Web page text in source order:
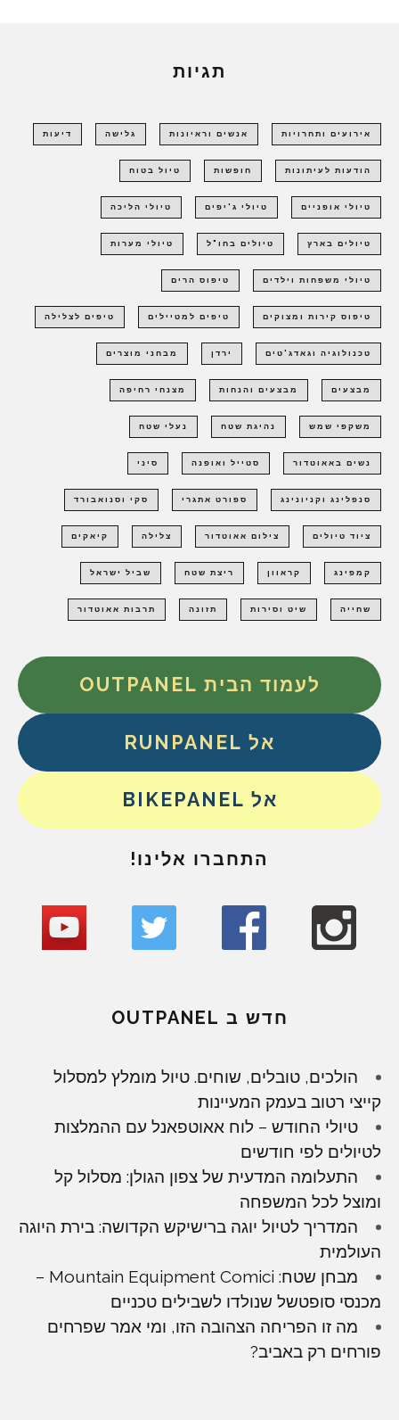
תגיות
אירועים ותחרויות אנשים וראיונות גלישה דיעות
הודעות לעיתונות חופשות טיול בטוח
טיולי אופניים טיולי ג'יפים טיולי הליכה
טיולים בארץ טיולים בחו"ל טיולי מערות
טיולי משפחות וילדים טיפוס הרים
טיפוס קירות ומצוקים טיפים למטיילים טיפים לצלילה
טכנולוגיה וגאדג'טים ירדן מבחני מוצרים
מבצעים מבצעים והנחות מצנחי רחיפה
משקפי שמש נהיגת שטח נעלי שטח
נשים באאוטדור סטייל ואופנה סיני
סנפלינג וקניונינג ספורט אתגרי סקי וסנואבורד
ציוד טיולים צילום אאוטדור צלילה קיאקים
קמפינג קראוון ריצת שטח שביל ישראל
שחייה שיט וסירות תזונה תרבות אאוטדור
לעמוד הבית OUTPANEL
אל RUNPANEL
אל BIKEPANEL
התחברו אלינו!
חדש ב OUTPANEL
הולכים, טובלים, שוחים. טיול מומלץ למסלול
קייצי רטוב בעמק המעיינות
טיולי החודש – לוח אאוטפאנל עם ההמלצות
לטיולים לפי חודשים
התעלומה המדעית של צפון הגולן: מסלול קל
ומוצל לכל המשפחה
המדריך לטיול יוגה ברישיקש הקדושה: בירת היוגה
העולמית
מבחן שטח: Mountain Equipment Comici –
מכנסי סופטשל שנולדו לשבילים טכניים
מה זו הפריחה הצהובה הזו, ומי אמר שפרחים
פורחים רק באביב?